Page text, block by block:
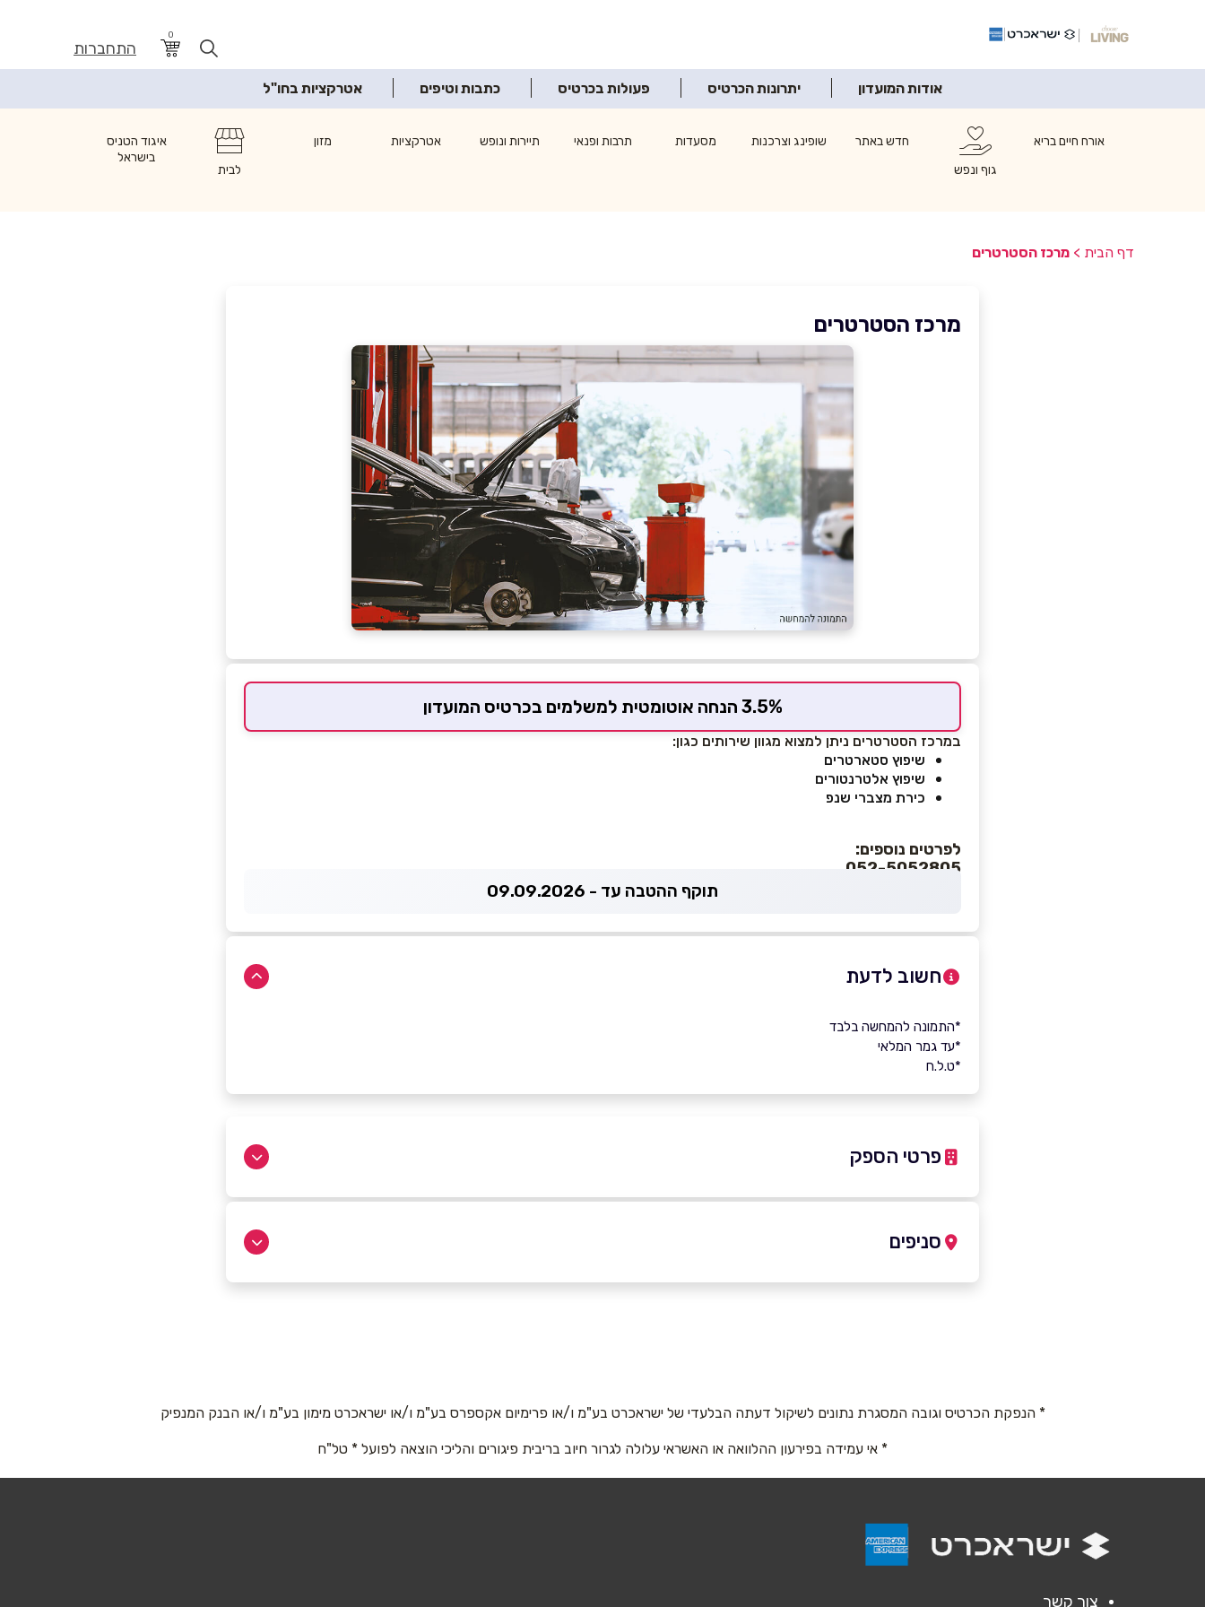
0
התחברות
אודות המועדון יתרונות הכרטיס פעולות בכרטיס כתבות וטיפים אטרקציות בחו"ל
אורח חיים בריא
גוף ונפש
חדש באתר שופינג וצרכנות מסעדות תרבות ופנאי תיירות ונופש אטרקציות
מזון
לבית
איגוד הטניס
בישראל
דף הבית > מרכז הסטרטרים
מרכז הסטרטרים
3.5% הנחה אוטומטית למשלמים בכרטיס המועדון
במרכז הסטרטרים ניתן למצוא מגוון שירותים כגון:
שיפוץ סטארטרים
שיפוץ אלטרנטורים
כירת מצברי שנפ
לפרטים נוספים:
052-5052805
תוקף ההטבה עד - 09.09.2026
חשוב לדעת
*התמונה להמחשה בלבד
*עד גמר המלאי
*ט.ל.ח
פרטי הספק
נושא*
אנא חזרו אלי בקשר ל...
סניפים
* הנפקת הכרטיס וגובה המסגרת נתונים לשיקול דעתה הבלעדי של ישראכרט בע"מ ו/או פרימיום אקספרס בע"מ ו/או ישראכרט מימון בע"מ ו/או הבנק המנפיק
* אי עמידה בפירעון ההלוואה או האשראי עלולה לגרור חיוב בריבית פיגורים והליכי הוצאה לפועל * טל"ח
צור קשר